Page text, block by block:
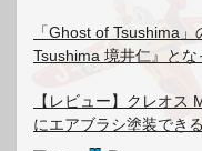
「Ghost of Tsushima
Tsushima 境井仁』とな
【レビュー】クレオス
にエアブラシ塗装でき